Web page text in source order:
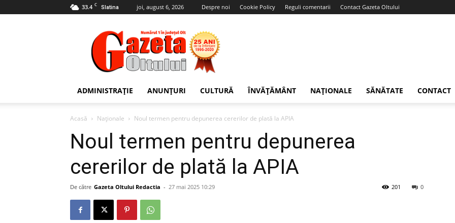
33.4 C Slatina joi, august 6, 2026 Despre noi Cookie Policy Reguli comentarii Contact Gazeta Oltului
Gazeta
Oltului
ADMINISTRAȚIE ANUNȚURI CULTURĂ ÎNVĂȚĂMÂNT NAȚIONALE SĂNĂTATE CONTACT
Acasă Naționale Noul termen pentru depunerea cererilor de plată la APIA
Noul termen pentru depunerea
cererilor de plată la APIA
De către Gazeta Oltului Redactia - 27 mai 2025 10:29 0
201